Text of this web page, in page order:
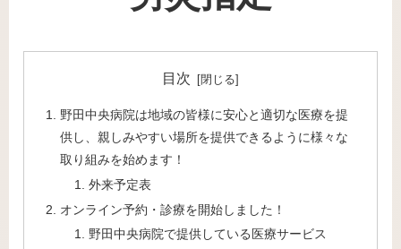
目次
野田中央病院は地域の皆様に安心と適切な医療を提
供し、親しみやすい場所を提供できるように様々な
取り組みを始めます！
外来予定表
オンライン予約・診療を開始しました！
野田中央病院で提供している医療サービス